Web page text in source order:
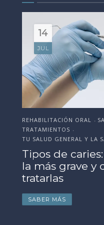
18
JUN
ESTÉTICA DENTAL •
TRATAMIENTOS •
TU SALUD GENERAL Y LA
Cómo
de la boda,
celebración
SABER MÁS